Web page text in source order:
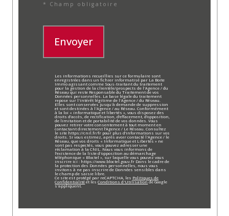
* Champ obligatoire
Envoyer
Les informations recueillies sur ce formulaire sont
enregistrées dans un fichier informatisé par La Boite
Immo agissant comme Sous-traitant du traitement
pour la gestion de la clientèle/prospects de l'Agence / du
Réseau qui reste Responsable du Traitement de vos
Données personnelles. La base légale du traitement
repose sur l'intérêt légitime de l'Agence / du Réseau.
Elles sont conservées jusqu'à demande de suppression
et sont destinées à l'Agence / au Réseau. Conformément
à la loi « informatique et libertés », vous disposez des
droits d’accès, de rectification, d’effacement, d’opposition,
de limitation et de portabilité de vos données. Vous
pouvez retirer votre consentement à tout moment en
contactant directement l’Agence / Le Réseau. Consultez
le site https://cnil.fr/fr pour plus d’informations sur vos
droits. Si vous estimez, après avoir contacté l'Agence / le
Réseau, que vos droits « Informatique et Libertés » ne
sont pas respectés, vous pouvez adresser une
réclamation à la CNIL. Nous vous informons de
l’existence de la liste d'opposition au démarchage
téléphonique « Bloctel », sur laquelle vous pouvez vous
inscrire ici : https://www.bloctel.gouv.fr Dans le cadre de
la protection des Données personnelles, nous vous
invitons à ne pas inscrire de Données sensibles dans
le champ de saisie libre.
Ce site est protégé par reCAPTCHA, les Politiques de
Confidentialité et lesConditions d'Utilisationde Google
s'appliquent.